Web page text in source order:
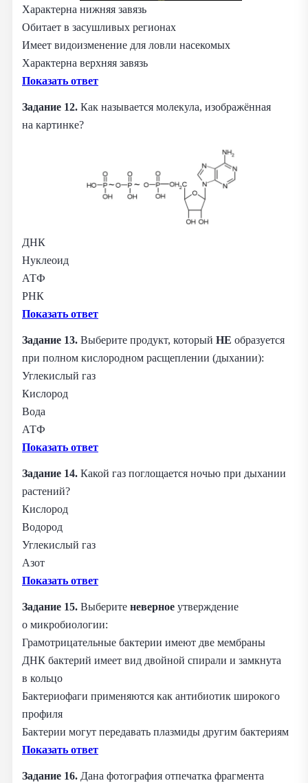
Характерна нижняя завязь
Обитает в засушливых регионах
Имеет видоизменение для ловли насекомых
Характерна верхняя завязь
Показать ответ
Задание 12. Как называется молекула, изображённая
на картинке?
ДНК
Нуклеоид
АТФ
РНК
Показать ответ
Задание 13. Выберите продукт, который НЕ образуется
при полном кислородном расщеплении (дыхании):
Углекислый газ
Кислород
Вода
АТФ
Показать ответ
Задание 14. Какой газ поглощается ночью при дыхании
растений?
Кислород
Водород
Углекислый газ
Азот
Показать ответ
Задание 15. Выберите неверное утверждение
о микробиологии:
Грамотрицательные бактерии имеют две мембраны
ДНК бактерий имеет вид двойной спирали и замкнута
в кольцо
Бактериофаги применяются как антибиотик широкого
профиля
Бактерии могут передавать плазмиды другим бактериям
Показать ответ
Задание 16. Дана фотография отпечатка фрагмента